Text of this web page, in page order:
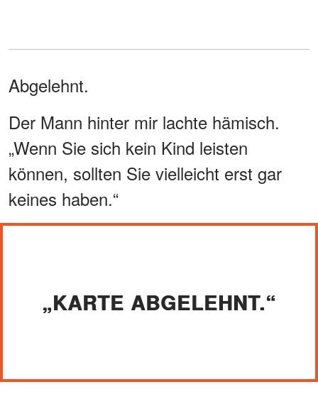
Abgelehnt.
Der Mann hinter mir lachte hämisch.
„Wenn Sie sich kein Kind leisten
können, sollten Sie vielleicht erst gar
keines haben.“
„KARTE ABGELEHNT.“